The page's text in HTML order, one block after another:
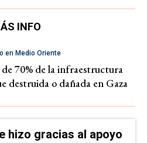
INFO
en Medio Oriente
70% de la infraestructura
destruida o dañada en Gaza
hizo gracias al apoyo